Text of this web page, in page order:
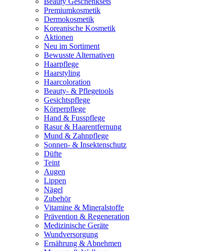
Premiumkosmetik
Dermokosmetik
Koreanische Kosmetik
Aktionen
Neu im Sortiment
Bewusste Alternativen
Haarpflege
Haarstyling
Haarcoloration
Beauty- & Pflegetools
Gesichtspflege
Körperpflege
Hand & Fusspflege
Rasur & Haarentfernung
Mund & Zahnpflege
Sonnen- & Insektenschutz
Düfte
Teint
Augen
Lippen
Nägel
Zubehör
Vitamine & Mineralstoffe
Prävention & Regeneration
Medizinische Geräte
Wundversorgung
Ernährung & Abnehmen